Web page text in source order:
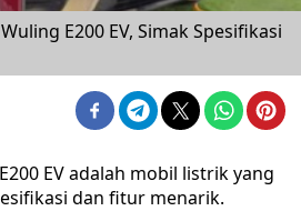
E200 EV, Simak Spesifikasi
EV adalah mobil listrik yang
dan fitur menarik.